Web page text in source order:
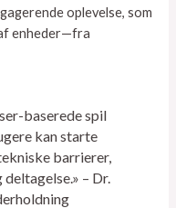
oplevelse, som
enheder—fra
baserede spil
kan starte
barrierer,
– Dr.